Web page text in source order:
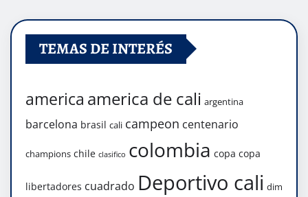
TEMAS DE INTERÉS
america america de cali argentina
barcelona brasil cali campeon centenario
champions chile clasifico colombia copa copa
libertadores cuadrado Deportivo cali dim